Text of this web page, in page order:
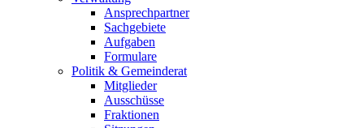
Ansprechpartner
Sachgebiete
Aufgaben
Formulare
Politik & Gemeinderat
Mitglieder
Ausschüsse
Fraktionen